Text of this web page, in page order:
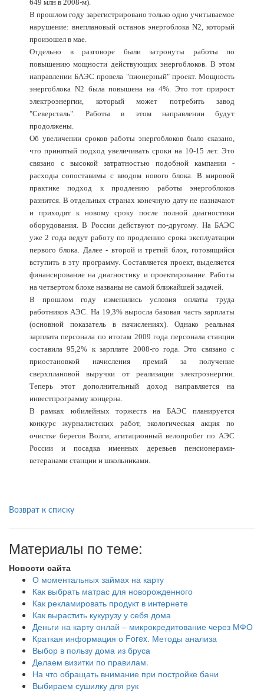
649 млн в 2008-м).
В прошлом году зарегистрировано только одно учитываемое
нарушение: внеплановый останов энергоблока N2, который
произошел в мае.
Отдельно в разговоре были затронуты работы по
повышению мощности действующих энергоблоков. В этом
направлении БАЭС провела "пионерный" проект. Мощность
энергоблока N2 была повышена на 4%. Это тот прирост
электроэнергии, который может потребить завод
"Северсталь". Работы в этом направлении будут
продолжены.
Об увеличении сроков работы энергоблоков было сказано,
что принятый подход увеличивать сроки на 10-15 лет. Это
связано с высокой затратностью подобной кампании -
расходы сопоставимы с вводом нового блока. В мировой
практике подход к продлению работы энергоблоков
разнится. В отдельных странах конечную дату не назначают
и приходят к новому сроку после полной диагностики
оборудования. В России действуют по-другому. На БАЭС
уже 2 года ведут работу по продлению срока эксплуатации
первого блока. Далее - второй и третий блок, готовящийся
вступить в эту программу. Составляется проект, выделяется
финансирование на диагностику и проектирование. Работы
на четвертом блоке названы не самой ближайшей задачей.
В прошлом году изменились условия оплаты труда
работников АЭС. На 19,3% выросла базовая часть зарплаты
(основной показатель в начислениях). Однако реальная
зарплата персонала по итогам 2009 года персонала станции
составила 95,2% к зарплате 2008-го года. Это связано с
приостановкой начисления премий за получение
сверхплановой выручки от реализации электроэнергии.
Теперь этот дополнительный доход направляется на
инвестпрограмму концерна.
В рамках юбилейных торжеств на БАЭС планируется
конкурс журналистских работ, экологическая акция по
очистке берегов Волги, агитационный велопробег по АЭС
России и посадка именных деревьев пенсионерами-
ветеранами станции и школьниками.
Возврат к списку
Материалы по теме:
Новости сайта
О моментальных займах на карту
Как выбрать матрас для новорожденного
Как рекламировать продукт в интернете
Как вырастить кукурузу у себя дома
Деньги на карту онлай – микрокредитование через МФО
Краткая информация о Forex. Методы анализа
Выбор в пользу дома из бруса
Делаем визитки по правилам.
На что обращать внимание при постройке бани
Выбираем сушилку для рук